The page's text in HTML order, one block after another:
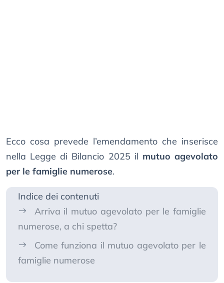
Ecco cosa prevede l’emendamento che inserisce
nella Legge di Bilancio 2025 il mutuo agevolato
per le famiglie numerose.
Indice dei contenuti
Arriva il mutuo agevolato per le famiglie
numerose, a chi spetta?
Come funziona il mutuo agevolato per le
famiglie numerose